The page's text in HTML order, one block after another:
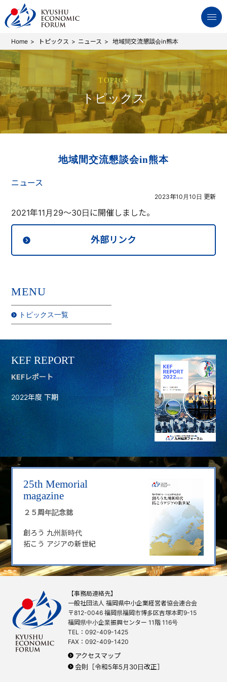
Home トピックス ニュース 地域間交流懇談会in熊本
TOPICS
トピックス
地域間交流懇談会in熊本
ニュース
2023年10月10日 更新
2021年11月29～30日に開催しました。
外部リンク
MENU
トピックス一覧
KEF REPORT
KEFレポート
2022年度 下期
25th Memorial
magazine
２５周年記念誌
創ろう 九州新時代
拓こう アジアの新世紀
【事務局連絡先】
一般社団法人 福岡県中小企業経営者協会連合会
〒812-0046 福岡県福岡市博多区吉塚本町9-15
福岡県中小企業振興センター 11階 116号
TEL：092-409-1425
FAX：092-409-1420
アクセスマップ
会則［令和5年5月30日改正］